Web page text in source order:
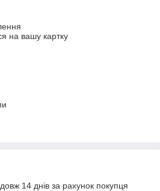
на вашу картку
14 днів за рахунок покупця